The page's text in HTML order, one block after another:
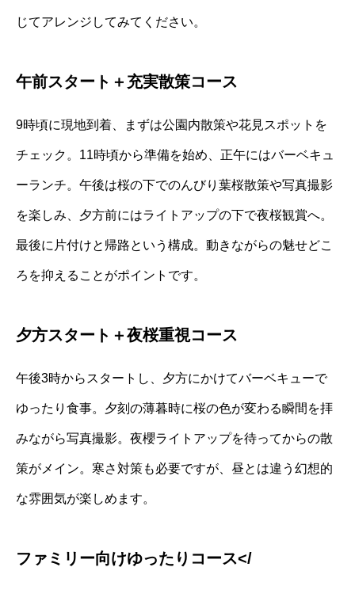
じてアレンジしてみてください。
午前スタート＋充実散策コース
9時頃に現地到着、まずは公園内散策や花見スポットを
チェック。11時頃から準備を始め、正午にはバーベキュ
ーランチ。午後は桜の下でのんびり葉桜散策や写真撮影
を楽しみ、夕方前にはライトアップの下で夜桜観賞へ。
最後に片付けと帰路という構成。動きながらの魅せどこ
ろを抑えることがポイントです。
夕方スタート＋夜桜重視コース
午後3時からスタートし、夕方にかけてバーベキューで
ゆったり食事。夕刻の薄暮時に桜の色が変わる瞬間を拝
みながら写真撮影。夜櫻ライトアップを待ってからの散
策がメイン。寒さ対策も必要ですが、昼とは違う幻想的
な雰囲気が楽しめます。
ファミリー向けゆったりコース</